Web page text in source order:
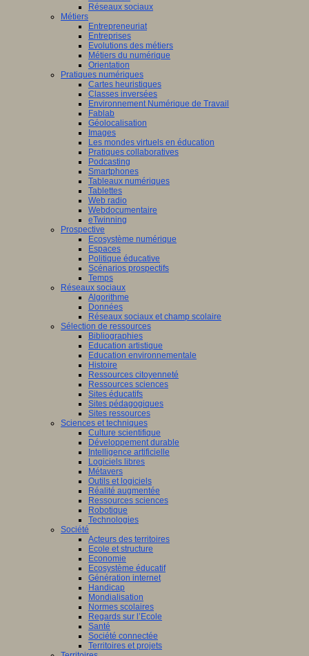
Réseaux sociaux
Métiers
Entrepreneuriat
Entreprises
Evolutions des métiers
Métiers du numérique
Orientation
Pratiques numériques
Cartes heuristiques
Classes inversées
Environnement Numérique de Travail
Fablab
Géolocalisation
Images
Les mondes virtuels en éducation
Pratiques collaboratives
Podcasting
Smartphones
Tableaux numériques
Tablettes
Web radio
Webdocumentaire
eTwinning
Prospective
Ecosystème numérique
Espaces
Politique éducative
Scénarios prospectifs
Temps
Réseaux sociaux
Algorithme
Données
Réseaux sociaux et champ scolaire
Sélection de ressources
Bibliographies
Education artistique
Education environnementale
Histoire
Ressources citoyenneté
Ressources sciences
Sites éducatifs
Sites pédagogiques
Sites ressources
Sciences et techniques
Culture scientifique
Développement durable
Intelligence artificielle
Logiciels libres
Métavers
Outils et logiciels
Réalité augmentée
Ressources sciences
Robotique
Technologies
Société
Acteurs des territoires
Ecole et structure
Economie
Ecosystème éducatif
Génération internet
Handicap
Mondialisation
Normes scolaires
Regards sur l’Ecole
Santé
Société connectée
Territoires et projets